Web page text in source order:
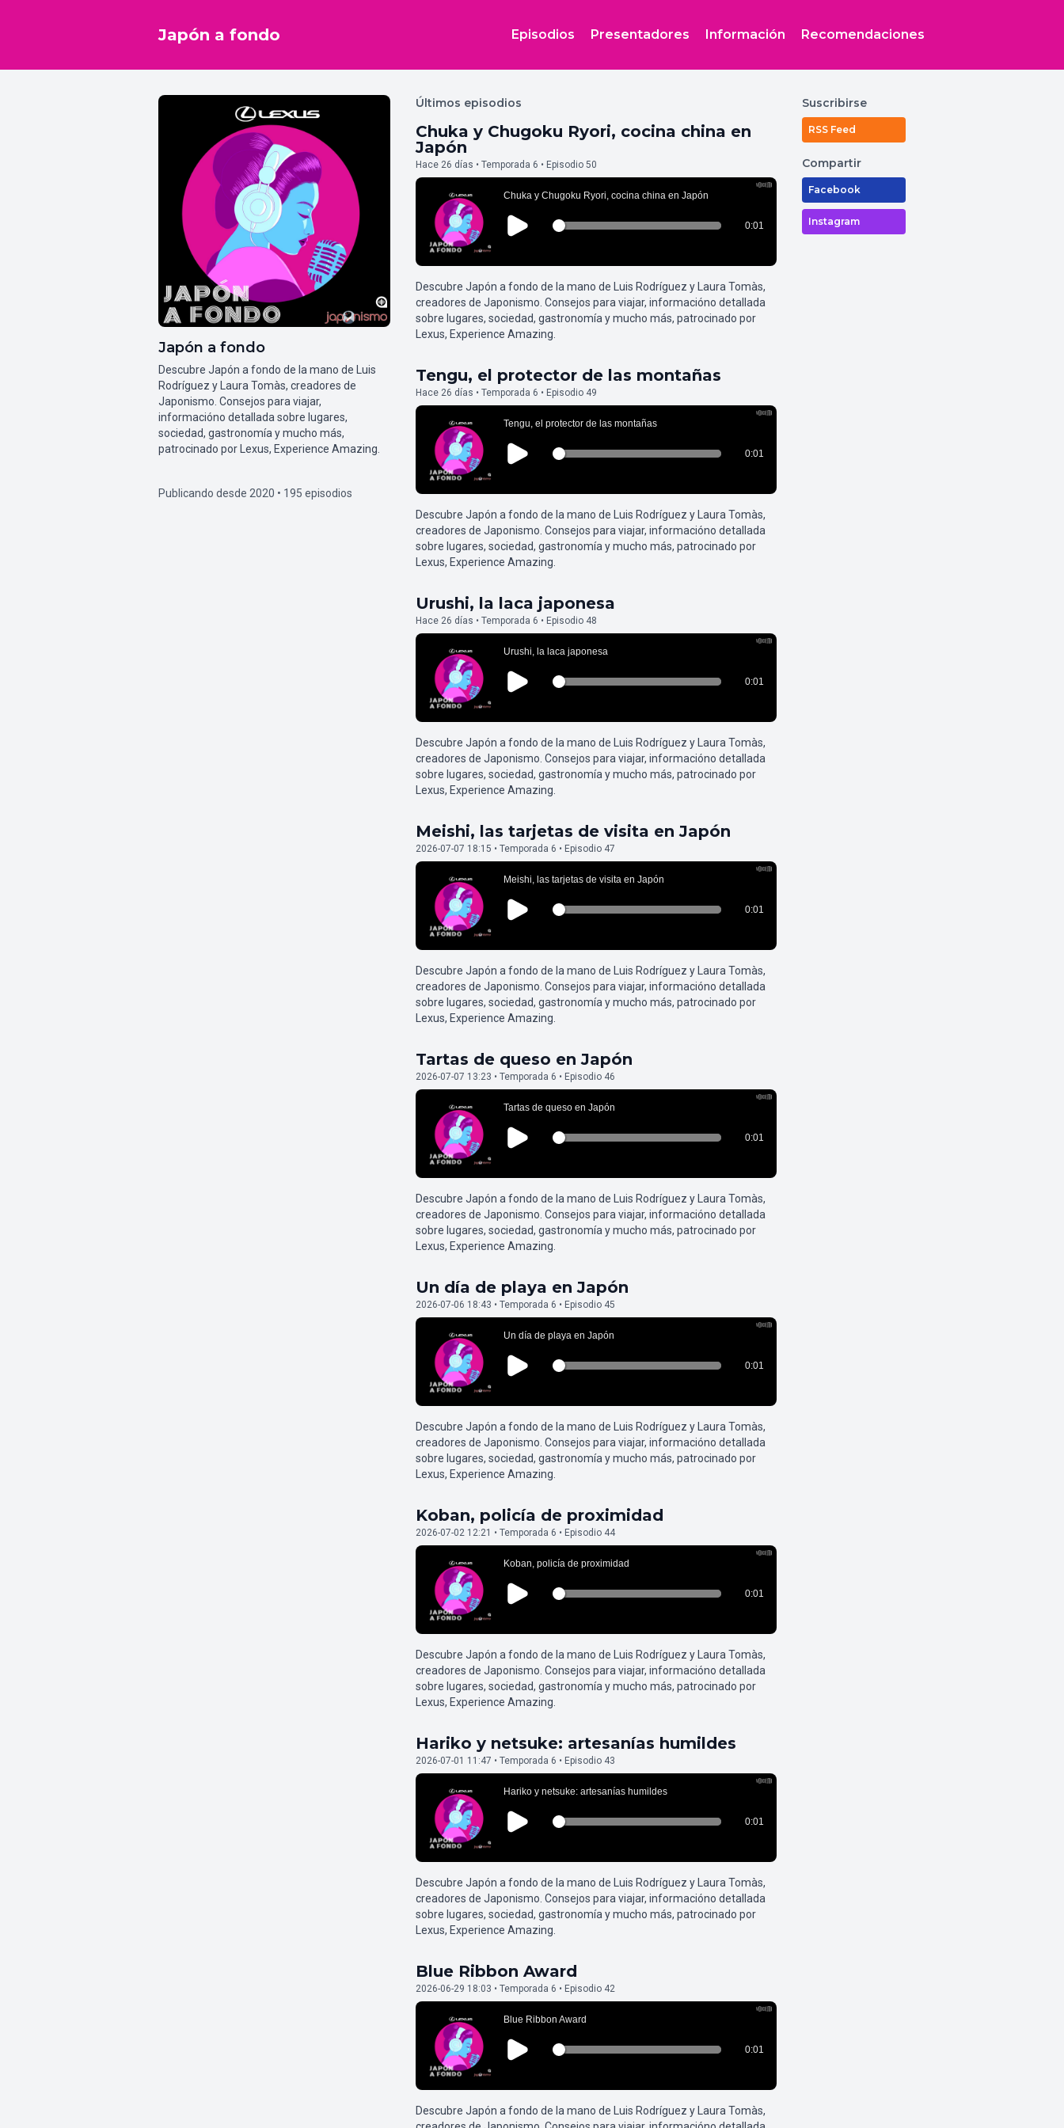
Japón a fondo Episodios Presentadores Información Recomendaciones
Japón a fondo
Descubre Japón a fondo de la mano de Luis
Rodríguez y Laura Tomàs, creadores de
Japonismo. Consejos para viajar,
informacióno detallada sobre lugares,
sociedad, gastronomía y mucho más,
patrocinado por Lexus, Experience Amazing.
Publicando desde 2020 • 195 episodios
Últimos episodios
Chuka y Chugoku Ryori, cocina china en
Japón
Hace 26 días • Temporada 6 • Episodio 50
Descubre Japón a fondo de la mano de Luis Rodríguez y Laura Tomàs,
creadores de Japonismo. Consejos para viajar, informacióno detallada
sobre lugares, sociedad, gastronomía y mucho más, patrocinado por
Lexus, Experience Amazing.
Tengu, el protector de las montañas
Hace 26 días • Temporada 6 • Episodio 49
Descubre Japón a fondo de la mano de Luis Rodríguez y Laura Tomàs,
creadores de Japonismo. Consejos para viajar, informacióno detallada
sobre lugares, sociedad, gastronomía y mucho más, patrocinado por
Lexus, Experience Amazing.
Urushi, la laca japonesa
Hace 26 días • Temporada 6 • Episodio 48
Descubre Japón a fondo de la mano de Luis Rodríguez y Laura Tomàs,
creadores de Japonismo. Consejos para viajar, informacióno detallada
sobre lugares, sociedad, gastronomía y mucho más, patrocinado por
Lexus, Experience Amazing.
Meishi, las tarjetas de visita en Japón
2026-07-07 18:15 • Temporada 6 • Episodio 47
Descubre Japón a fondo de la mano de Luis Rodríguez y Laura Tomàs,
creadores de Japonismo. Consejos para viajar, informacióno detallada
sobre lugares, sociedad, gastronomía y mucho más, patrocinado por
Lexus, Experience Amazing.
Tartas de queso en Japón
2026-07-07 13:23 • Temporada 6 • Episodio 46
Descubre Japón a fondo de la mano de Luis Rodríguez y Laura Tomàs,
creadores de Japonismo. Consejos para viajar, informacióno detallada
sobre lugares, sociedad, gastronomía y mucho más, patrocinado por
Lexus, Experience Amazing.
Un día de playa en Japón
2026-07-06 18:43 • Temporada 6 • Episodio 45
Descubre Japón a fondo de la mano de Luis Rodríguez y Laura Tomàs,
creadores de Japonismo. Consejos para viajar, informacióno detallada
sobre lugares, sociedad, gastronomía y mucho más, patrocinado por
Lexus, Experience Amazing.
Koban, policía de proximidad
2026-07-02 12:21 • Temporada 6 • Episodio 44
Descubre Japón a fondo de la mano de Luis Rodríguez y Laura Tomàs,
creadores de Japonismo. Consejos para viajar, informacióno detallada
sobre lugares, sociedad, gastronomía y mucho más, patrocinado por
Lexus, Experience Amazing.
Hariko y netsuke: artesanías humildes
2026-07-01 11:47 • Temporada 6 • Episodio 43
Descubre Japón a fondo de la mano de Luis Rodríguez y Laura Tomàs,
creadores de Japonismo. Consejos para viajar, informacióno detallada
sobre lugares, sociedad, gastronomía y mucho más, patrocinado por
Lexus, Experience Amazing.
Blue Ribbon Award
2026-06-29 18:03 • Temporada 6 • Episodio 42
Descubre Japón a fondo de la mano de Luis Rodríguez y Laura Tomàs,
Suscribirse
RSS Feed
Compartir
Facebook
Instagram